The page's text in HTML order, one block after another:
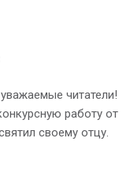
читатели!
работу от
своему отцу.